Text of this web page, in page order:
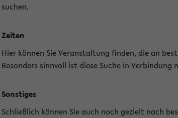
suchen.
Zeiten
Hier können Sie Veranstaltung finden, die an
Besonders sinnvoll ist diese Suche in
Sonstiges
Schließlich können Sie auch noch gezielt nach